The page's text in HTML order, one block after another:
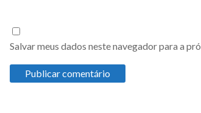
Salvar meus dados neste navegador para a